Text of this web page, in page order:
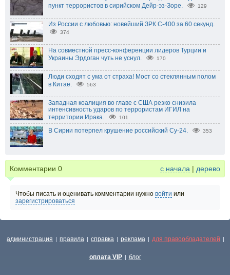
пункт террористов в сирийском Дейр-эз-Зоре.
129
Из России с любовью: новейший ЗРК С-400 за 60 секунд.
374
На совместной пресс-конференции лидеров Турции и
Украины Эрдоган чуть не уснул.
170
Люди сходят с ума от страха! Мост со стеклянным полом
в Китае.
563
Западная коалиция во главе с США резко снизила
интенсивность ударов по террористам ИГИЛ на
территории Ирака.
101
В Сирии потерпел крушение российский Су-24. 353
Комментарии 0 с начала | дерево
Чтобы писать и оценивать комментарии нужно войти или
зарегистрироваться
администрация | правила | справка | реклама | для правообладателей |
оплата VIP | блог